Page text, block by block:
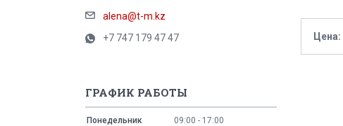
Цена:
alena@t-m.kz
+7 747 179 47 47
ГРАФИК РАБОТЫ
Понедельник 09:00 17:00